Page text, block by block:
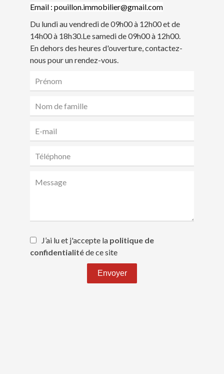
Email : pouillon.immobilier@gmail.com
Du lundi au vendredi de 09h00 à 12h00 et de
14h00 à 18h30.Le samedi de 09h00 à 12h00.
En dehors des heures d'ouverture, contactez-
nous pour un rendez-vous.
J’ai lu et j'accepte la politique de
confidentialitéde ce site
Envoyer